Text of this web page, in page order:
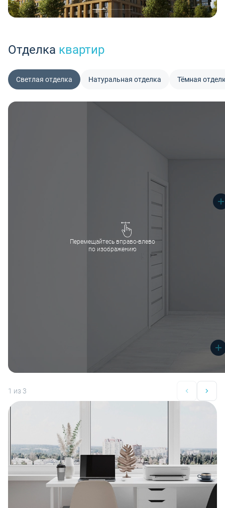
Отделка квартир
Светлая отделка Натуральная отделка Тёмная
Перемещайтесь вправо-влево
по изображению
1 из 3